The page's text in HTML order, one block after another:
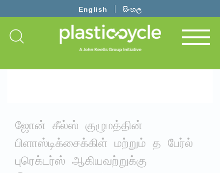
English සිංහල
ஜோன் கீல்ஸ் குழுமத்தின்
பிளாஸ்டிக்சைக்கிள் மற்றும் த பேர்ல்
புரெக்டர்ஸ் ஆகியவற்றுக்கு